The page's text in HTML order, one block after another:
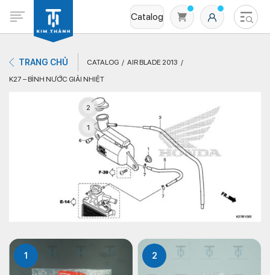
Catalog
Không có sản phẩm nào trong giỏ hàng
TRANG CHỦ CATALOG
AIR BLADE 2013
K27 – BÌNH NƯỚC GIẢI NHIỆT
1
2
1 2